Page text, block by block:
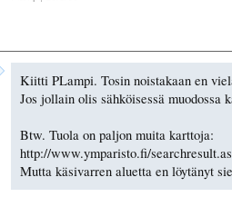
Kiitti PLampi. Tosin noistakaan en
Jos jollain olis sähköisessä
Btw. Tuola on paljon muita karttoja:
http://www.ymparisto.fi/
Mutta käsivarren aluetta en löytänyt